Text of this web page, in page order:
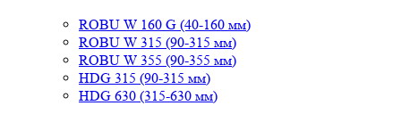
ROBU W 160 G (40-160 мм)
ROBU W 315 (90-315 мм)
ROBU W 355 (90-355 мм)
HDG 315 (90-315 мм)
HDG 630 (315-630 мм)